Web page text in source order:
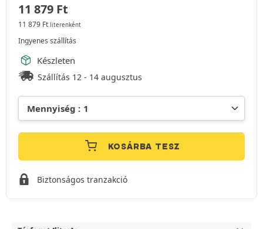
11 879 Ft
11 879 Ft literenként
Ingyenes szállítás
Készleten
Szállítás 12 - 14 augusztus
KOSÁRBA TESZ
Biztonságos tranzakció